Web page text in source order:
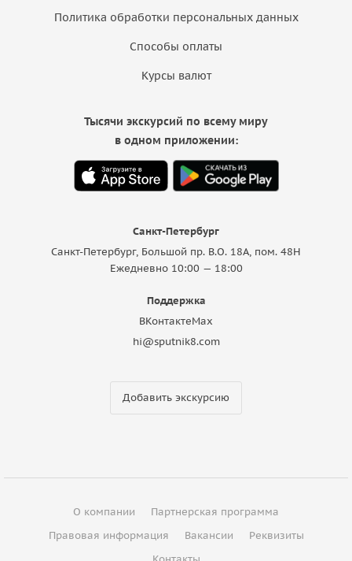
Политика обработки персональных данных
Способы оплаты
Курсы валют
Санкт-Петербург
Санкт-Петербург, Большой пр. В.О. 18A, пом. 48Н
Ежедневно 10:00 — 18:00
Поддержка
ВКонтактеMax
hi@sputnik8.com
Добавить экскурсию
Тысячи экскурсий по всему миру
в одном приложении:
О компании
Партнерская программа
Правовая информация
Вакансии
Реквизиты